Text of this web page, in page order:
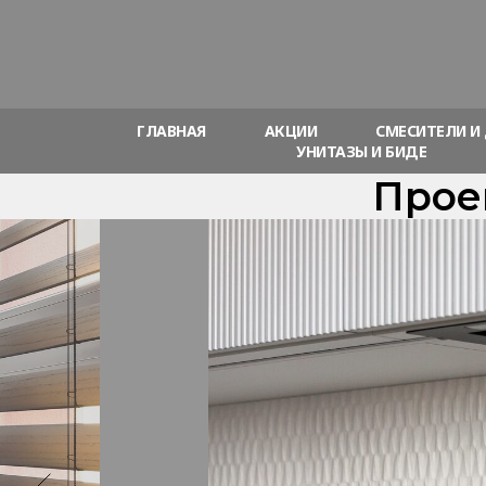
ГЛАВНАЯ АКЦИИ
СМЕСИТЕЛИ
УНИТАЗЫ И БИДЕ